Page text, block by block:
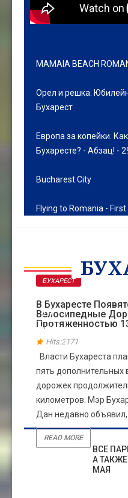
MAMAIA BEACH
Орел и решка.
Бухарест
Европа за копейки.
Бухаресте? - Абзац! -
Bucharest City
Flying to Romania -
В Бухаресте
Велосипедные
Протяженностью
Hits:2171
БУХАРЕСТ
Власти Бухареста
пять дополнительных
дорожек
километров. Мэр
Дан недавно
14
СЕН
READ MORE
ВСЕ
А
МАЯ